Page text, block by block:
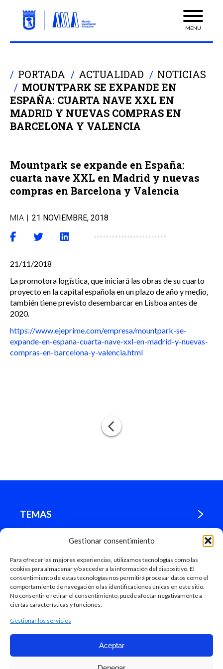
Gestionar consentimiento
Para ofrecer las mejores experiencias, utilizamos tecnologías como las
cookies para almacenar y/o acceder a la información del dispositivo. El
consentimiento de estas tecnologías nos permitirá procesar datos como el
comportamiento de navegación o las identificaciones únicas en este sitio.
No consentir o retirar el consentimiento, puede afectar negativamente a
ciertas características y funciones.
Gestionar los servicios
Aceptar
MENU
PORTADA ACTUALIDAD
NOTICIAS
MOUNTPARK SE EXPANDE EN
ESPAÑA: CUARTA NAVE XXL EN
MADRID Y NUEVAS COMPRAS EN
BARCELONA Y VALENCIA
Mountpark se expande en España:
cuarta nave XXL en Madrid y nuevas
compras en Barcelona y Valencia
MIA | 21 NOVIEMBRE, 2018
21/11/2018
La promotora logística, que iniciará las obras de su cuarto
proyecto en la capital española en un plazo de año y medio,
también tiene previsto desembarcar en Lisboa antes de
2020.
https://www.ejeprime.com/empresa/mountpark-se-
expande-en-espana-cuarta-nave-xxl-en-madrid-y-nuevas-
compras-en-barcelona-y-valencia.html
TEMAS
¿DÓNDE ESTAMOS?
MADRID
Mapa Web